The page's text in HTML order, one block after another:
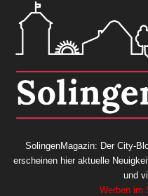
SolingenMagazin: Der City-
erscheinen hier aktuelle
und
Werben im